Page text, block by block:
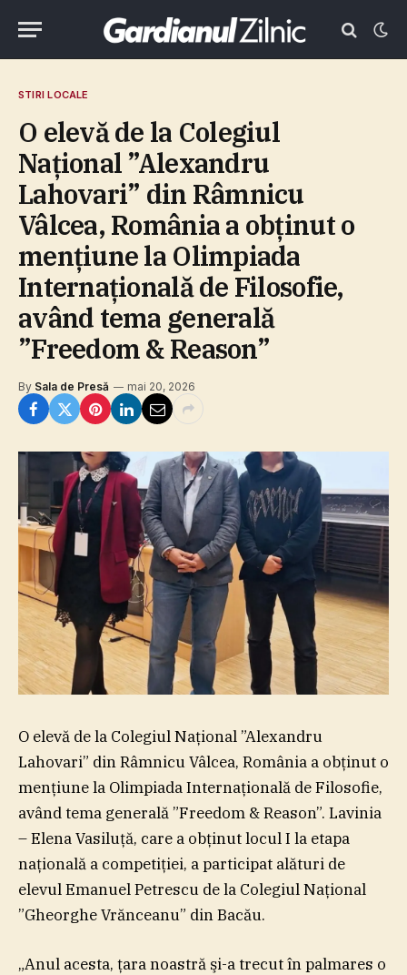
STIRI LOCALE
O elevă de la Colegiul
Naţional ”Alexandru
Lahovari” din Râmnicu
Vâlcea, România a obţinut o
menţiune la Olimpiada
Internaţională de Filosofie,
având tema generală
”Freedom & Reason”
By Sala de Presă mai 20, 2026
O elevă de la Colegiul Naţional ”Alexandru
Lahovari” din Râmnicu Vâlcea, România a obţinut o
menţiune la Olimpiada Internaţională de Filosofie,
având tema generală ”Freedom & Reason”. Lavinia
– Elena Vasiluţă, care a obţinut locul I la etapa
naţională a competiţiei, a participat alături de
elevul Emanuel Petrescu de la Colegiul Naţional
”Gheorghe Vrănceanu” din Bacău.
„Anul acesta, ţara noastră şi-a trecut în palmares o